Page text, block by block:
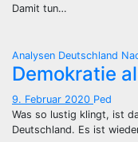
Damit tun…
Analysen Deutschland
Demokratie
9. Februar 2020 Ped
Was so lustig klingt, ist
Deutschland. Es ist